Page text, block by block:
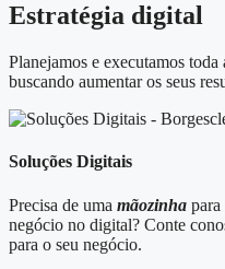
Estratégia digital
Planejamos e executamos
buscando aumentar os seus
Soluções Digitais
Precisa de uma mãozinha para
negócio no digital? Conte
para o seu negócio.